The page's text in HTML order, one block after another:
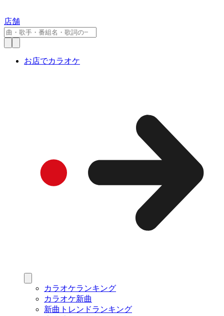
店舗
お店でカラオケ
カラオケランキング
カラオケ新曲
新曲トレンドランキング